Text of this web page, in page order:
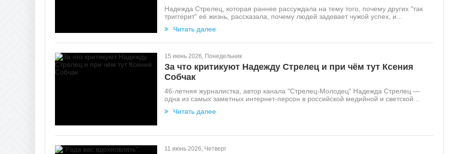
Надежда Стрелец, которая раннее рассуждала на тему того, почему других "так
триггерит" её жизнь, рассказала, почему людей задевает чужой успех, и...
Читать далее
15 июнь 2026, Понедельник
За что критикуют Надежду Стрелец и при чём тут Ксения
Собчак
46-летняя журналистка, автор канала "Стрелец-Молодец" Надежда Стрелец —
одна из самых заметных интернет-персон в российской медийной и светской...
Читать далее
11 июнь 2026, Четверг